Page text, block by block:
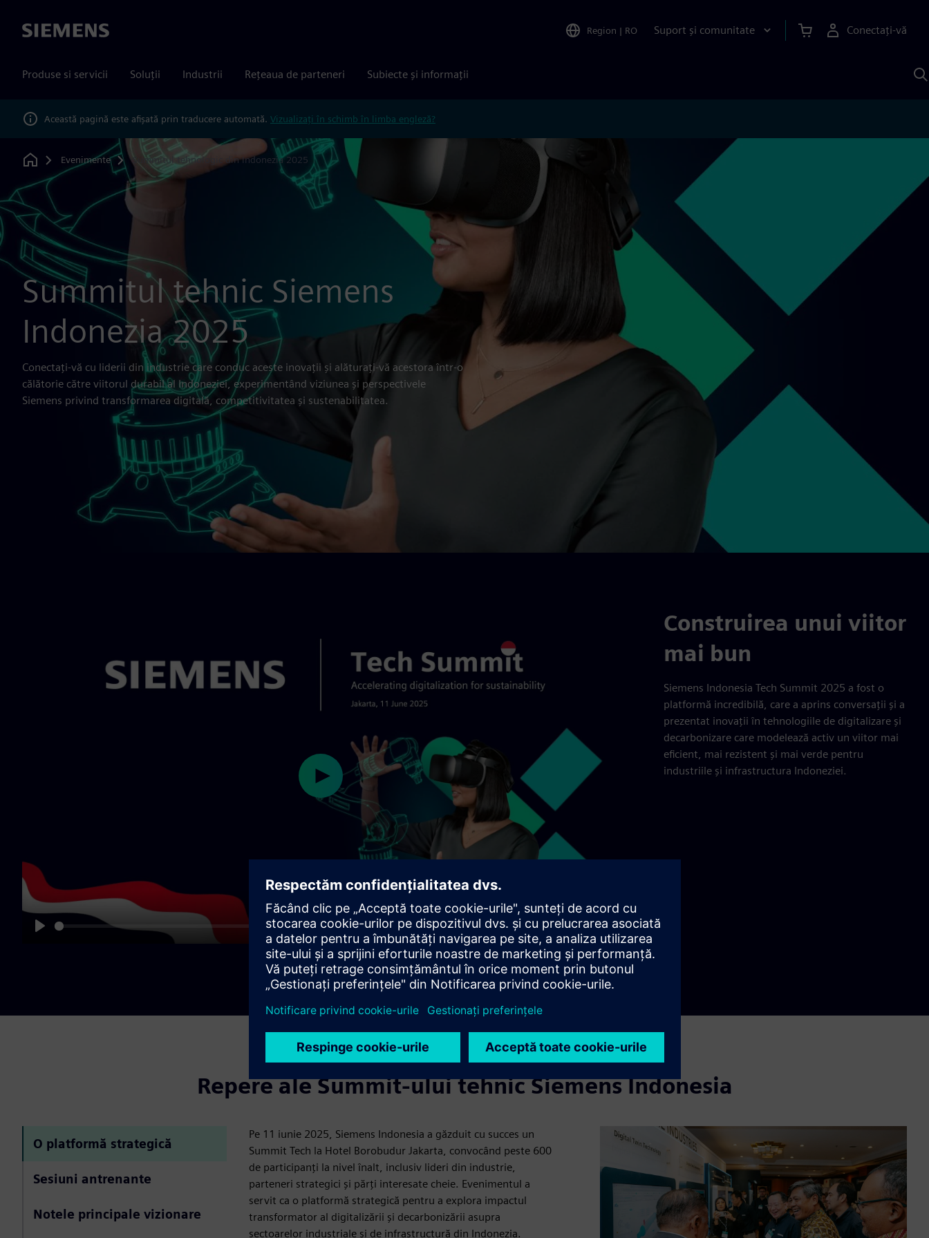
Siemens Region | RO Suport și comunitate Conectați-vă
Produse si servicii Soluții Industrii Rețeaua de parteneri Subiecte și informații
Această pagină este afișată prin traducere automată. Vizualizați în schimb în limba engleză?
Home
Evenimente Summitul tehnologic din Indonezia 2025
Summitul tehnic Siemens
Indonezia 2025
Conectați-vă cu liderii din industrie care conduc aceste inovații și alăturați-vă acestora într-o
călătorie către viitorul durabil al Indoneziei, experimentând viziunea și perspectivele
Siemens privind transformarea digitală, competitivitatea și sustenabilitatea.
02:01
Mute Settings
PIP
Enter
fullscreen
Play
Construirea unui viitor
mai bun
Siemens Indonesia Tech Summit 2025 a fost o
platformă incredibilă, care a aprins conversații și a
prezentat inovații în tehnologiile de digitalizare și
decarbonizare care modelează activ un viitor mai
eficient, mai rezistent și mai verde pentru
industriile și infrastructura Indoneziei.
Repere ale Summit-ului tehnic Siemens Indonesia
O platformă strategică
Sesiuni antrenante
Notele principale vizionare
Pe 11 iunie 2025, Siemens Indonesia a găzduit cu succes un
Summit Tech la Hotel Borobudur Jakarta, convocând peste 600
de participanți la nivel înalt, inclusiv lideri din industrie,
parteneri strategici și părți interesate cheie. Evenimentul a
servit ca o platformă strategică pentru a explora impactul
transformator al digitalizării și decarbonizării asupra
sectoarelor industriale și de infrastructură din Indonezia.